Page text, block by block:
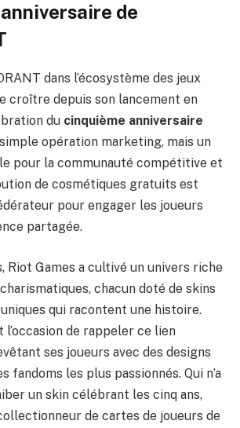
de
dans l’écosystème des jeux
croître depuis son lancement en
du cinquième anniversaire
simple opération marketing, mais un
pour la communauté compétitive et
de cosmétiques gratuits est
pour engager les joueurs
partagée.
Riot Games a cultivé un univers riche
chacun doté de skins
qui racontent une histoire.
l’occasion de rappeler ce lien
ses joueurs avec des designs
fandoms les plus passionnés. Qui n’a
un skin célébrant les cinq ans,
de cartes de joueurs de